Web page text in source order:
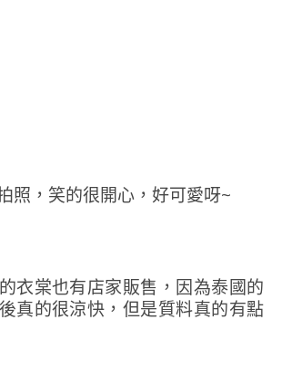
照，笑的很開心，好可愛呀~
衣棠也有店家販售，因為泰國的
真的很涼快，但是質料真的有點